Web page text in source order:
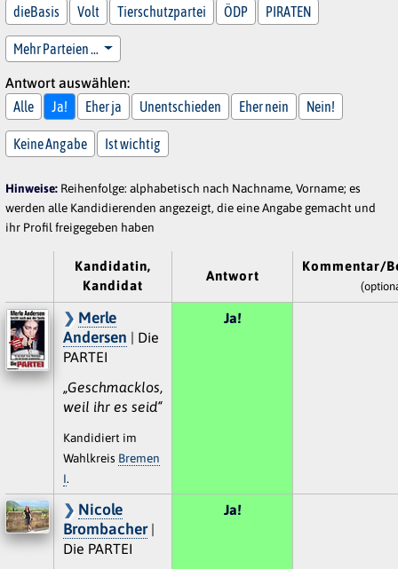
dieBasis Volt Tierschutzpartei ÖDP PIRATEN
Mehr Parteien …
Antwort auswählen:
Alle
Ja! Eher ja Unentschieden Eher nein Nein!
Keine Angabe Ist wichtig
Hinweise: Reihenfolge: alphabetisch nach Nachname, Vorname; es
werden alle Kandidierenden angezeigt, die eine Angabe gemacht und
ihr Profil freigegeben haben
Kandidatin,
Kandidat
Antwort
Kommentar/
Merle
Andersen | Die
PARTEI
„Geschmacklos,
weil ihr es seid“
Kandidiert im
Wahlkreis Bremen
I.
Ja!
Nicole
Brombacher|
Die PARTEI
Ja!